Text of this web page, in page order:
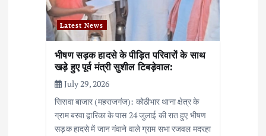
Latest News
भीषण सड़क हादसे के पीड़ित परिवारों के साथ
खड़े हुए पूर्व मंत्री सुशील टिबड़ेवाल:
July 29, 2026
सिसवा बाजार (महराजगंज): कोठीभार थाना क्षेत्र के
ग्राम बरवा द्वारिका के पास 24 जुलाई की रात हुए भीषण
सड़क हादसे में जान गंवाने वाले ग्राम सभा रजवल मदरहा